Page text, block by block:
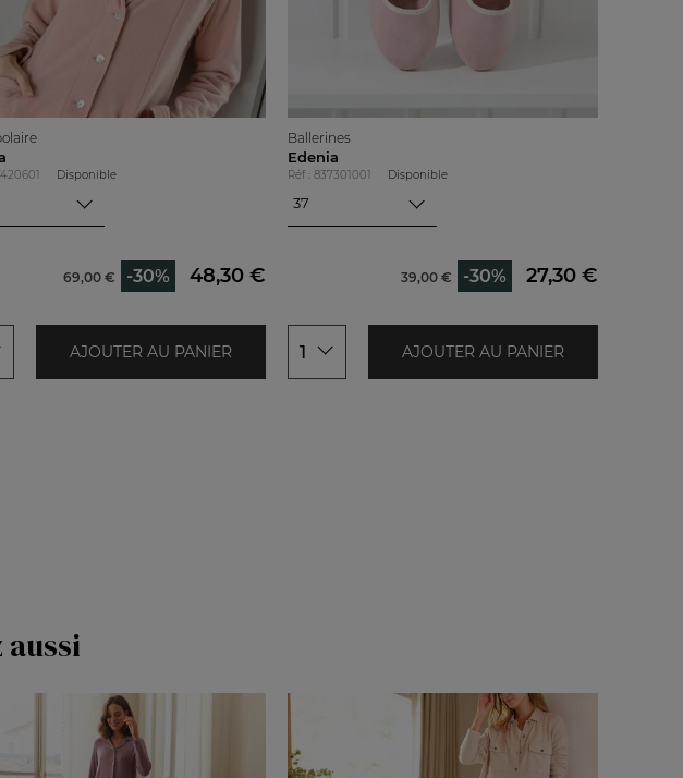
Disponible
69,00 € -30% 48,30 €
AJOUTER AU PANIER
Ballerines
Edenia
Réf : 837301001 Disponible
37
39,00 € -30% 27,30 €
1 AJOUTER AU PANIER
aussi